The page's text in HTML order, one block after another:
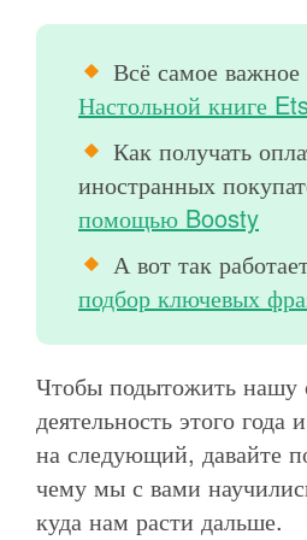
Всё самое
Настольной книге
Как получать
иностранных
помощью Boosty
А вот так
подбор ключевых
Чтобы подытожить нашу
деятельность этого
на следующий, давайте
чему мы с вами
куда нам расти дальше.